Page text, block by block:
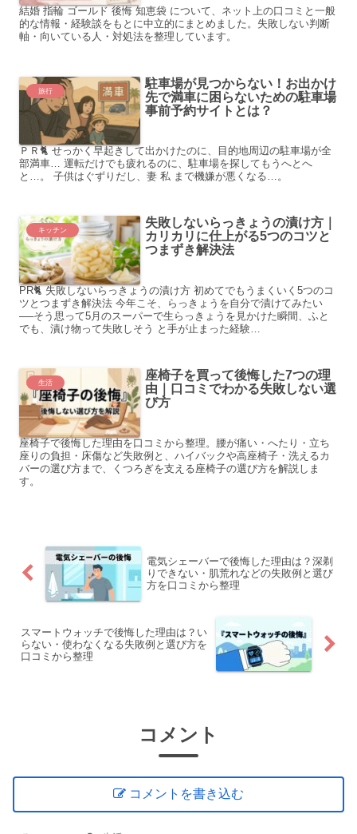
結婚 指輪 ゴールド 後悔 知恵袋 について、ネット上の口コミと一般
的な情報・経験談をもとに中立的にまとめました。失敗しない判断
軸・向いている人・対処法を整理しています。
旅行
駐車場が見つからない！お出かけ
先で満車に困らないための駐車場
事前予約サイトとは？
ＰＲ🐈 せっかく早起きして出かけたのに、目的地周辺の駐車場が全
部満車… 運転だけでも疲れるのに、駐車場を探してもうへとへ
と…。 子供はぐずりだし、妻 私 まで機嫌が悪くなる…。
キッチン
失敗しないらっきょうの漬け方｜
カリカリに仕上がる5つのコツと
つまずき解決法
PR🐈 失敗しないらっきょうの漬け方 初めてでもうまくいく5つのコ
ツとつまずき解決法 今年こそ、らっきょうを自分で漬けてみたい
──そう思って5月のスーパーで生らっきょうを見かけた瞬間、ふと
でも、漬け物って失敗しそう と手が止まった経験…
生活
座椅子を買って後悔した7つの理
由｜口コミでわかる失敗しない選
び方
座椅子で後悔した理由を口コミから整理。腰が痛い・へたり・立ち
座りの負担・床傷など失敗例と、ハイバックや高座椅子・洗えるカ
バーの選び方まで、くつろぎを支える座椅子の選び方を解説しま
す。
電気シェーバーで後悔した理由は？深剃
りできない・肌荒れなどの失敗例と選び
方を口コミから整理
スマートウォッチで後悔した理由は？い
らない・使わなくなる失敗例と選び方を
口コミから整理
コメント
コメントを書き込む